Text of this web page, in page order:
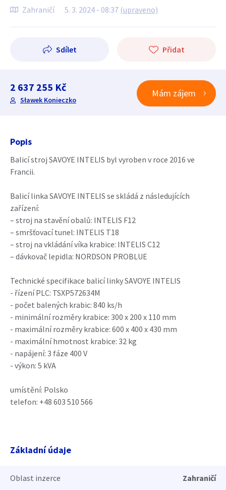
Zahraničí 5. 3. 2024 - 08:37 (upraveno)
Sdílet Přidat
2 637 255 Kč
Sławek Konieczko
Mám zájem
Popis
Balicí stroj SAVOYE INTELIS byl vyroben v roce 2016 ve
Francii.
Balicí linka SAVOYE INTELIS se skládá z následujících
zařízení:
– stroj na stavění obalů: INTELIS F12
– smršťovací tunel: INTELIS T18
– stroj na vkládání víka krabice: INTELIS C12
– dávkovač lepidla: NORDSON PROBLUE
Technické specifikace balicí linky SAVOYE INTELIS
- řízení PLC: TSXP572634M
- počet balených krabic: 840 ks/h
- minimální rozměry krabice: 300 x 200 x 110 mm
- maximální rozměry krabice: 600 x 400 x 430 mm
- maximální hmotnost krabice: 32 kg
- napájení: 3 fáze 400 V
- výkon: 5 kVA
umístění: Polsko
telefon: +48 603 510 566
Základní údaje
Oblast inzerce Zahraničí